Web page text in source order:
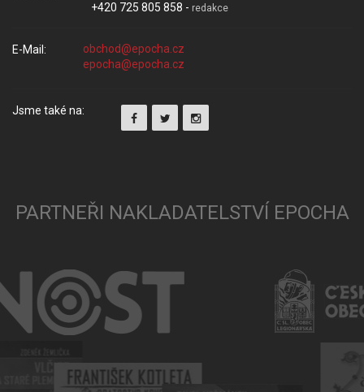
+420 725 805 858 - redakce
E-Mail:
Jsme také na:
PARTNEŘI NAKLADATELSTVÍ EPOCHA